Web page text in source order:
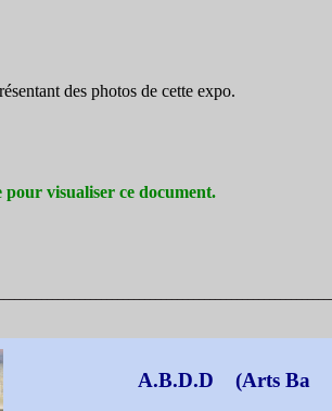
des photos de cette expo.
visualiser ce document.
A.B.D.D (Arts Ba